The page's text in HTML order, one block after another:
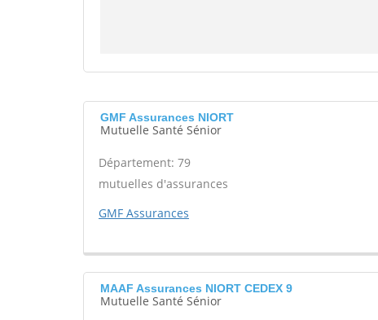
GMF Assurances NIORT
Mutuelle Santé Sénior
Département: 79
mutuelles d'assurances
GMF Assurances
MAAF Assurances NIORT CEDEX 9
Mutuelle Santé Sénior